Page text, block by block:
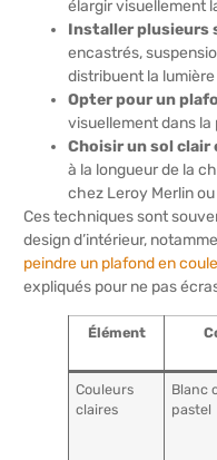
élargir visuellement
Installer plusieurs
encastrés,
distribuent la
Opter pour un
visuellement dans la
Choisir un sol
à la longueur de la
chez Leroy Merlin
Ces techniques sont
design d’intérieur,
peindre un plafond en
expliqués pour ne pas
Élément
Couleurs
claires
Blanc
pastel